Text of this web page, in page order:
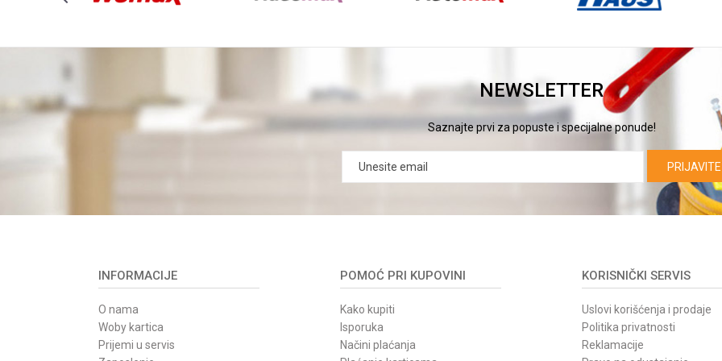
NEWSLETTER
Saznajte prvi za popuste i specijalne ponude!
INFORMACIJE
O nama
Woby kartica
Prijemi u servis
POMOĆ PRI KUPOVINI
Kako kupiti
Isporuka
Načini plaćanja
KORISNIČKI SERVIS
Uslovi korišćenja i prodaje
Politika privatnosti
Reklamacije